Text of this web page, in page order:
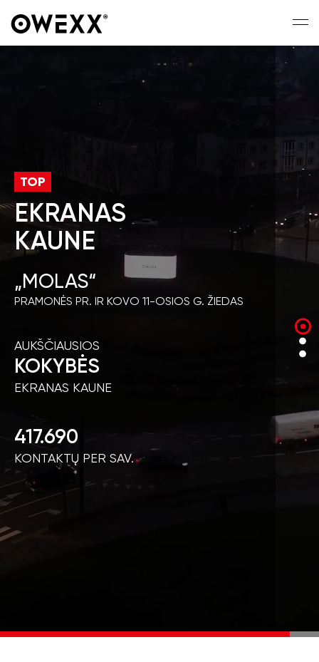
TOP
EKRANAS
KAUNE
„MOLAS“
PRAMONĖS PR. IR KOVO 11-OSIOS G. ŽIEDAS
AUKŠČIAUSIOS
KOKYBĖS
EKRANAS KAUNE
417.690
KONTAKTŲ PER SAV.